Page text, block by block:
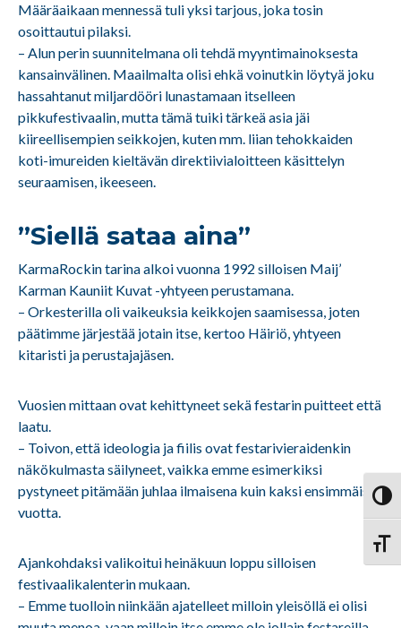
Määräaikaan mennessä tuli yksi tarjous, joka tosin
osoittautui pilaksi.
– Alun perin suunnitelmana oli tehdä myyntimainoksesta
kansainvälinen. Maailmalta olisi ehkä voinutkin löytyä joku
hassahtanut miljardööri lunastamaan itselleen
pikkufestivaalin, mutta tämä tuiki tärkeä asia jäi
kiireellisempien seikkojen, kuten mm. liian tehokkaiden
koti-imureiden kieltävän direktiivialoitteen käsittelyn
seuraamisen, ikeeseen.
”Siellä sataa aina”
KarmaRockin tarina alkoi vuonna 1992 silloisen Maij’
Karman Kauniit Kuvat -yhtyeen perustamana.
– Orkesterilla oli vaikeuksia keikkojen saamisessa, joten
päätimme järjestää jotain itse, kertoo Häiriö, yhtyeen
kitaristi ja perustajajäsen.
Vuosien mittaan ovat kehittyneet sekä festarin puitteet että
laatu.
– Toivon, että ideologia ja fiilis ovat festarivieraidenkin
näkökulmasta säilyneet, vaikka emme esimerkiksi
pystyneet pitämään juhlaa ilmaisena kuin kaksi ensimmäistä
vuotta.
Ajankohdaksi valikoitui heinäkuun loppu silloisen
festivaalikalenterin mukaan.
– Emme tuolloin niinkään ajatelleet milloin yleisöllä ei olisi